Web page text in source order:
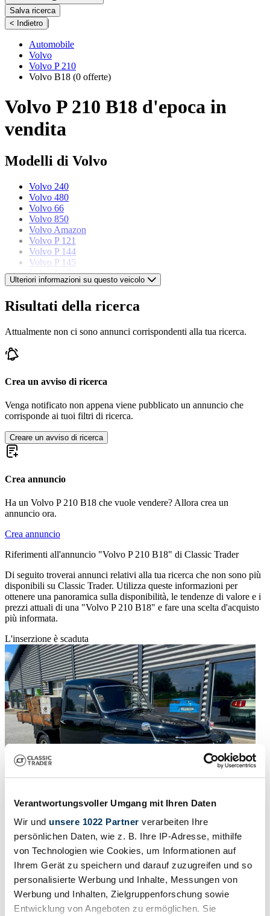
Verantwortungsvoller Umgang mit Ihren Daten
Wir und unsere 1022 Partner verarbeiten Ihre
persönlichen Daten, wie z. B. Ihre IP-Adresse, mithilfe
von Technologien wie Cookies, um Informationen auf
Ihrem Gerät zu speichern und darauf zuzugreifen und so
personalisierte Werbung und Inhalte, Messungen von
Werbung und Inhalten, Zielgruppenforschung sowie
Entwicklung von Angeboten zu ermöglichen. Sie
Salva ricerca
< Indietro |
Automobile
Volvo
Volvo P 210
Volvo B18 (0 offerte)
Volvo P 210 B18 d'epoca in
vendita
Modelli di Volvo
Volvo 240
Volvo 480
Volvo 66
Volvo 850
Volvo Amazon
Volvo P 121
Volvo P 144
Volvo P 145
Volvo P 1800
Volvo PV 444
Volvo V 70
Ulteriori informazioni su questo veicolo
Risultati della ricerca
Attualmente non ci sono annunci corrispondenti alla tua ricerca.
Crea un avviso di ricerca
Venga notificato non appena viene pubblicato un annuncio che
corrisponde ai tuoi filtri di ricerca.
Creare un avviso di ricerca
Crea annuncio
Ha un Volvo P 210 B18 che vuole vendere? Allora crea un
annuncio ora.
Crea annuncio
Riferimenti all'annuncio "Volvo P 210 B18" di Classic Trader
Di seguito troverai annunci relativi alla tua ricerca che non sono più
disponibili su Classic Trader. Utilizza queste informazioni per
ottenere una panoramica sulla disponibilità, le tendenze di valore e i
prezzi attuali di una "Volvo P 210 B18" e fare una scelta d'acquisto
più informata.
L'inserzione è scaduta
1967 | Volvo P 210 Duett
Volvo Duett 544 PickUp | 1967 | Route 66 Auctions - For sale by
auction. Estimate 13500 EUR
Prezzo su richiesta10 mesi fa